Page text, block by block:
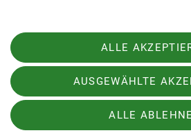
Mahlzeit auf der Hütte ging es
Biberach.
Autor: Flo Billwiller
ALLE
AUSGEWÄHLTE
ALLE